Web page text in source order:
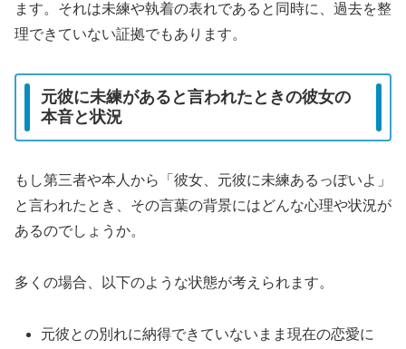
ます。それは未練や執着の表れであると同時に、過去を整
理できていない証拠でもあります。
元彼に未練があると言われたときの彼女の
本音と状況
もし第三者や本人から「彼女、元彼に未練あるっぽいよ」
と言われたとき、その言葉の背景にはどんな心理や状況が
あるのでしょうか。
多くの場合、以下のような状態が考えられます。
元彼との別れに納得できていないまま現在の恋愛に